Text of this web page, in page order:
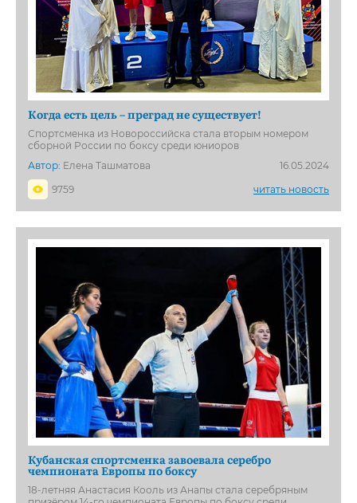
Когда есть цель – преград не существует!
Спортсменка из Новороссийска стала вторым номером
сборной России по боксу среди юниоров
Автор: Елена Ташматова
16.05.2024
9759
читать новость
Кубанская спортсменка завоевала серебро
чемпионата Европы по боксу
18-летняя Анастасия Кооль из Анапы стала серебряным